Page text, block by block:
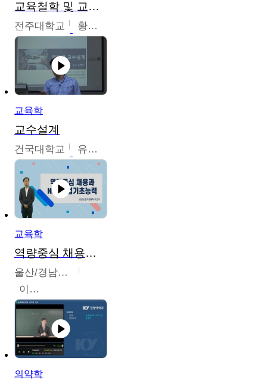
교육철학 및 교육사
전주대학교 황혜연
교육학
교수설계
건국대학교 유병민
교육학
역량중심 채용과 NCS직업기초능력
울산/경남권역센터
이은석
의약학